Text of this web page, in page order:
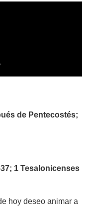
de Pentecostés;
1 Tesalonicenses
hoy deseo animar a